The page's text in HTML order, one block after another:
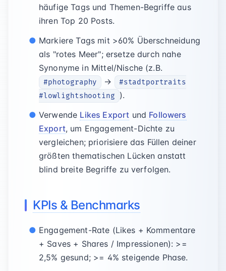
häufige Tags und Themen-Begriffe aus
ihren Top 20 Posts.
Markiere Tags mit >60% Überschneidung
als "rotes Meer"; ersetze durch nahe
Synonyme in Mittel/Nische (z.B.
#photography →
#stadtportraits
#lowlightshooting
).
Verwende Likes Export und Followers
Export, um Engagement-Dichte zu
vergleichen; priorisiere das Füllen deiner
größten thematischen Lücken anstatt
blind breite Begriffe zu verfolgen.
KPIs & Benchmarks
Engagement-Rate (Likes + Kommentare
+ Saves + Shares / Impressionen): >=
2,5% gesund; >= 4% steigende Phase.